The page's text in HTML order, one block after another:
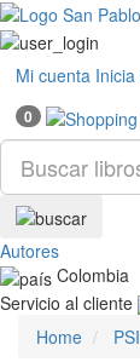
Mi cuenta
0
Autores
Colombia
Servicio al cliente
Home